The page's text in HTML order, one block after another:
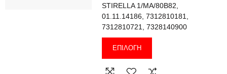
STIRELLA 1/MA/80B82,
01.11.14186, 7312810181,
7312810721, 7328140900
ΕΠΙΛΟΓΉ